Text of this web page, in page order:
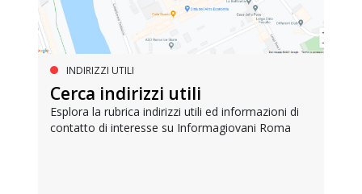
INDIRIZZI UTILI
Cerca indirizzi utili
Esplora la rubrica indirizzi utili ed informazioni di
contatto di interesse su Informagiovani Roma